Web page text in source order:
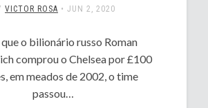
VICTOR ROSA • JUN 2, 2020
o bilionário russo Roman
comprou o Chelsea por £100
em meados de 2002, o time
passou…